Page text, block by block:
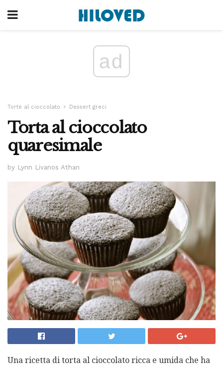
ad
Torte al cioccolato Dessert greci
Torta al cioccolato
quaresimale
by Lynn Livanos Athan
Una ricetta di torta al cioccolato ricca e umida che ha